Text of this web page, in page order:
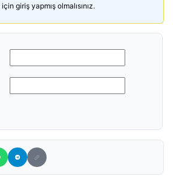
giriş yapmış olmalısınız.